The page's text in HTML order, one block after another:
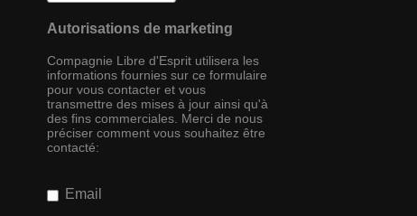
Autorisations de marketing
Compagnie Libre d'Esprit utilisera les
informations fournies sur ce formulaire
pour vous contacter et vous
transmettre des mises à jour ainsi qu'à
des fins commerciales. Merci de nous
préciser comment vous souhaitez être
contacté:
Email